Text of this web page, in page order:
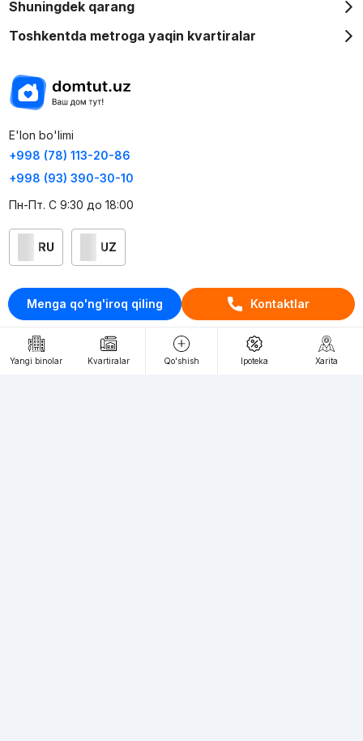
Menga qo'ng'iroq qiling Kontaktlar
Yangi binolar Kvartiralar Qo'shish Ipoteka Xarita
Shuningdek qarang
Toshkentda metroga yaqin kvartiralar
E'lon bo'limi
+998 (78) 113-20-86
+998 (93) 390-30-10
Пн-Пт. С 9:30 до 18:00
RU UZ
Kontaktlar
loyiha haqida
Webnow © loyihasi